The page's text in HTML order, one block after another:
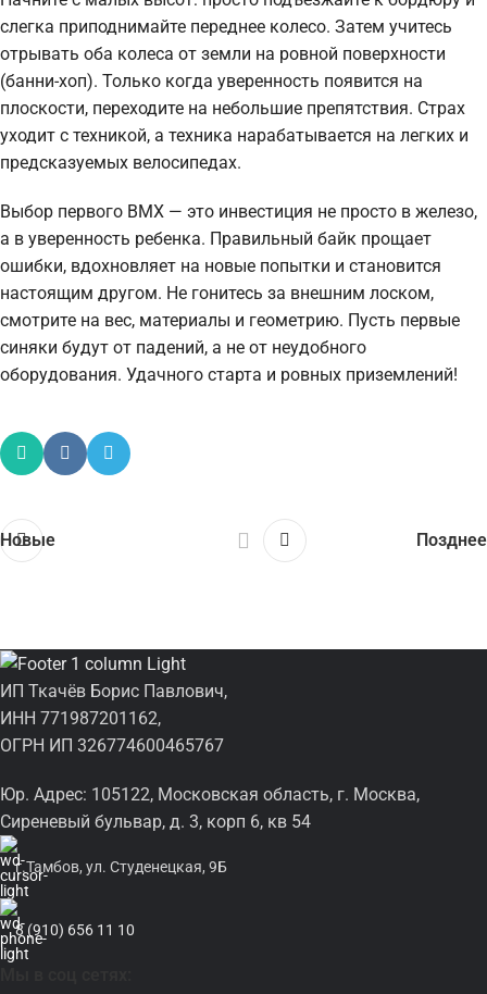
слегка приподнимайте переднее колесо. Затем учитесь
отрывать оба колеса от земли на ровной поверхности
(банни-хоп). Только когда уверенность появится на
плоскости, переходите на небольшие препятствия. Страх
уходит с техникой, а техника нарабатывается на легких и
предсказуемых велосипедах.
Выбор первого BMX — это инвестиция не просто в железо,
а в уверенность ребенка. Правильный байк прощает
ошибки, вдохновляет на новые попытки и становится
настоящим другом. Не гонитесь за внешним лоском,
смотрите на вес, материалы и геометрию. Пусть первые
синяки будут от падений, а не от неудобного
оборудования. Удачного старта и ровных приземлений!
Новые Позднее
ИП Ткачёв Борис Павлович,
ИНН 771987201162,
ОГРН ИП 326774600465767
Юр. Адрес: 105122, Московская область, г. Москва,
Сиреневый бульвар, д. 3, корп 6, кв 54
г.Тамбов, ул. Студенецкая, 9Б
8 (910) 656 11 10